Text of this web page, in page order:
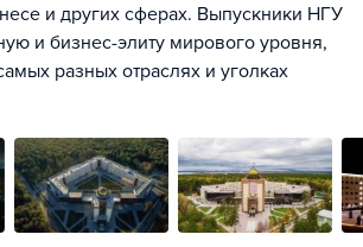
и других сферах. Выпускники НГУ
и бизнес-элиту мирового уровня,
разных отраслях и уголках